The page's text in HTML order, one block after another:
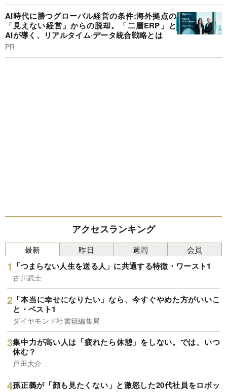
AI時代に勝つグローバル経営の条件:海外拠点の
「見えない経営」からの脱却。「二層ERP」と
AIが導く、リアルタイム·データ統合戦略とは
PR
アクセスランキング
最新
「つまらない人生を送る人」に共通する特徴・ワースト1
古川武士
「本当に幸せになりたい」なら、今すぐやめた方がいいこ
と・ベスト1
ダイヤモンド社書籍編集局
集中力が高い人は「疲れたら休憩」をしない。では、いつ
休む？
戸田大介
孫正義が「顔も見たくない」と激怒した20代社員をロボッ
昨日 週間 会員